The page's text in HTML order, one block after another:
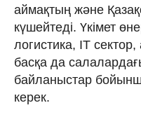
аймақтың және
күшейтеді. Үкімет
логистика, ІТ
басқа да
байланыстар
керек.